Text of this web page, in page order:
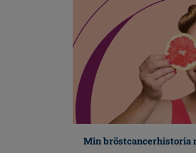
Min bröstcancerhistoria